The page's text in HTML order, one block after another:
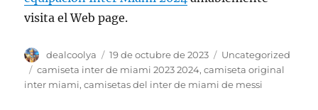
visita el Web page.
Autor
dealcoolya
Publicado
el
19 de octubre de 2023 Categorías
Uncategorized
Etiquetas
camiseta inter de miami 2023 2024,camiseta original
inter miami,camisetas del inter de miami de messi